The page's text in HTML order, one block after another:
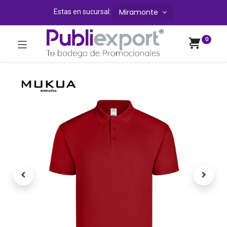
Estas en sucursal: Miramonte
0